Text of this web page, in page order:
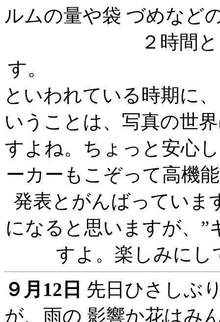
ルムの量や袋 づめなど
２時間
す。
といわれている時期に
いうことは、写真の世
すよね。ちょっと
ーカーもこぞって高機
発表とがんばっていま
になると思いますが、”
すよ。楽しみ
９月12日 先日ひさしぶ
が、雨の 影響か花はみ